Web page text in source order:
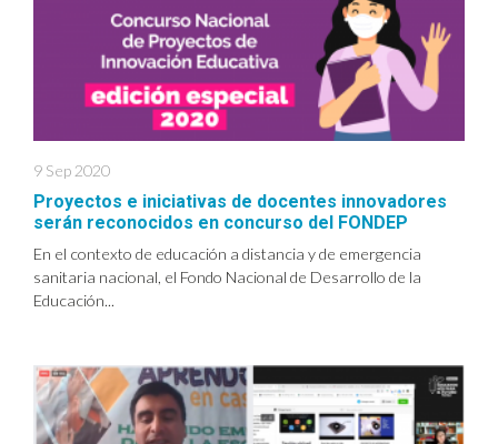
9 Sep 2020
Proyectos e iniciativas de docentes innovadores
serán reconocidos en concurso del FONDEP
En el contexto de educación a distancia y de emergencia
sanitaria nacional, el Fondo Nacional de Desarrollo de la
Educación...